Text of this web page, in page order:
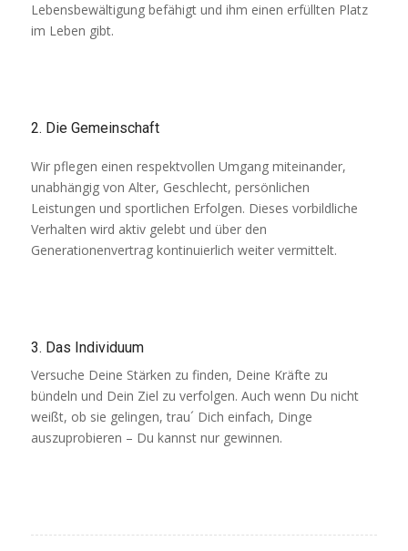
Lebensbewältigung befähigt und ihm einen erfüllten Platz
im Leben gibt.
2. Die Gemeinschaft
Wir pflegen einen respektvollen Umgang miteinander,
unabhängig von Alter, Geschlecht, persönlichen
Leistungen und sportlichen Erfolgen. Dieses vorbildliche
Verhalten wird aktiv gelebt und über den
Generationenvertrag kontinuierlich weiter vermittelt.
3. Das Individuum
Versuche Deine Stärken zu finden, Deine Kräfte zu
bündeln und Dein Ziel zu verfolgen. Auch wenn Du nicht
weißt, ob sie gelingen, trau´ Dich einfach, Dinge
auszuprobieren – Du kannst nur gewinnen.